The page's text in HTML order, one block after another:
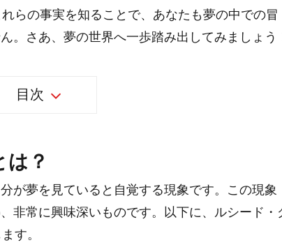
らの事実を知ることで、あなたも夢の中での冒
。さあ、夢の世界へ一歩踏み出してみましょう
目次
？
が夢を見ていると自覚する現象です。この現象
非常に興味深いものです。以下に、ルシード・
す。